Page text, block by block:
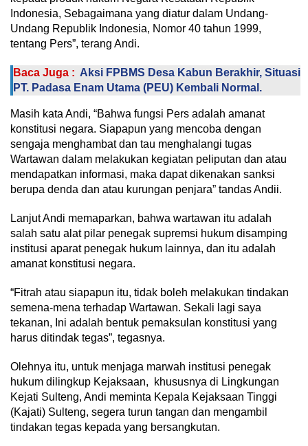
Indonesia, Sebagaimana yang diatur dalam Undang-
Undang Republik Indonesia, Nomor 40 tahun 1999,
tentang Pers”, terang Andi.
Baca Juga : Aksi FPBMS Desa Kabun Berakhir, Situasi
PT. Padasa Enam Utama (PEU) Kembali Normal.
Masih kata Andi, “Bahwa fungsi Pers adalah amanat
konstitusi negara. Siapapun yang mencoba dengan
sengaja menghambat dan tau menghalangi tugas
Wartawan dalam melakukan kegiatan peliputan dan atau
mendapatkan informasi, maka dapat dikenakan sanksi
berupa denda dan atau kurungan penjara” tandas Andii.
Lanjut Andi memaparkan, bahwa wartawan itu adalah
salah satu alat pilar penegak supremsi hukum disamping
institusi aparat penegak hukum lainnya, dan itu adalah
amanat konstitusi negara.
“Fitrah atau siapapun itu, tidak boleh melakukan tindakan
semena-mena terhadap Wartawan. Sekali lagi saya
tekanan, Ini adalah bentuk pemaksulan konstitusi yang
harus ditindak tegas”, tegasnya.
Olehnya itu, untuk menjaga marwah institusi penegak
hukum dilingkup Kejaksaan, khususnya di Lingkungan
Kejati Sulteng, Andi meminta Kepala Kejaksaan Tinggi
(Kajati) Sulteng, segera turun tangan dan mengambil
tindakan tegas kepada yang bersangkutan.